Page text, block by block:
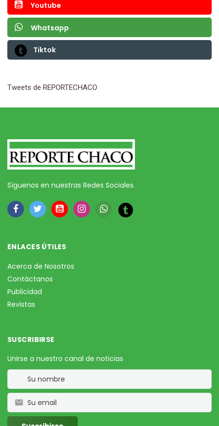
Youtube
Whatsapp
Tiktok
Tweets de REPORTECHACO
Síguenos en nuestras Redes Sociales.
ENLACES ÚTILES
Acerca de Nosotros
Contáctanos
Publicidad
Revistas
SUSCRIBIRSE
Unirse a nuestro canal de noticias